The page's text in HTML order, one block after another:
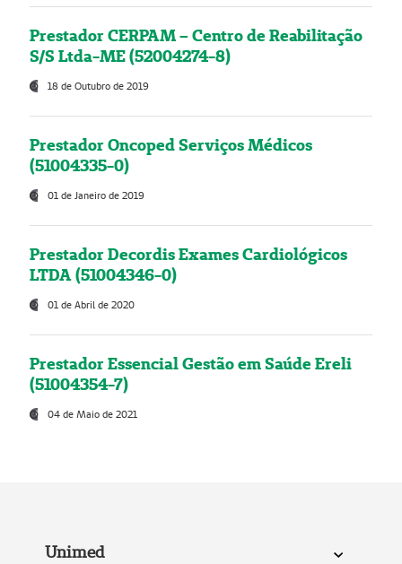
Prestador CERPAM – Centro de Reabilitação
S/S Ltda-ME (52004274-8)
18 de Outubro de 2019
Prestador Oncoped Serviços Médicos
(51004335-0)
01 de Janeiro de 2019
Prestador Decordis Exames Cardiológicos
LTDA (51004346-0)
01 de Abril de 2020
Prestador Essencial Gestão em Saúde Ereli
(51004354-7)
04 de Maio de 2021
Unimed